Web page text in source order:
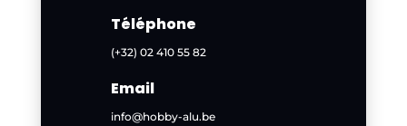
Téléphone
(+32) 02 410 55 82
Email
info@hobby-alu.be